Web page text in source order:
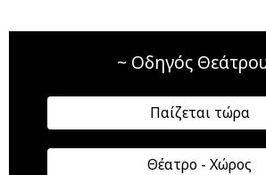
~ Οδηγός
Παίζεται τώρα
Θέατρο - Χώρος